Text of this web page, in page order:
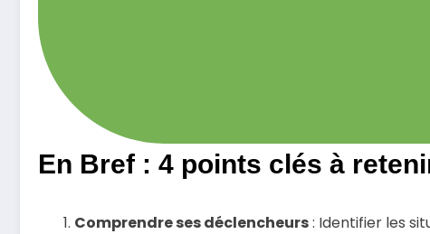
En Bref : 4 points clés à
Comprendre ses déclencheurs: Identifier les